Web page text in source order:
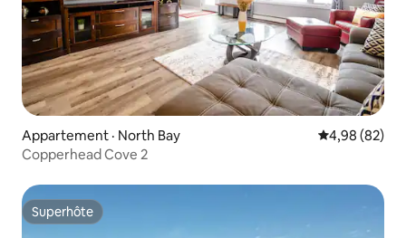
Appartement · North Bay Note
4,98 (82)
Copperhead Cove 2
Superhôte
Superhôte